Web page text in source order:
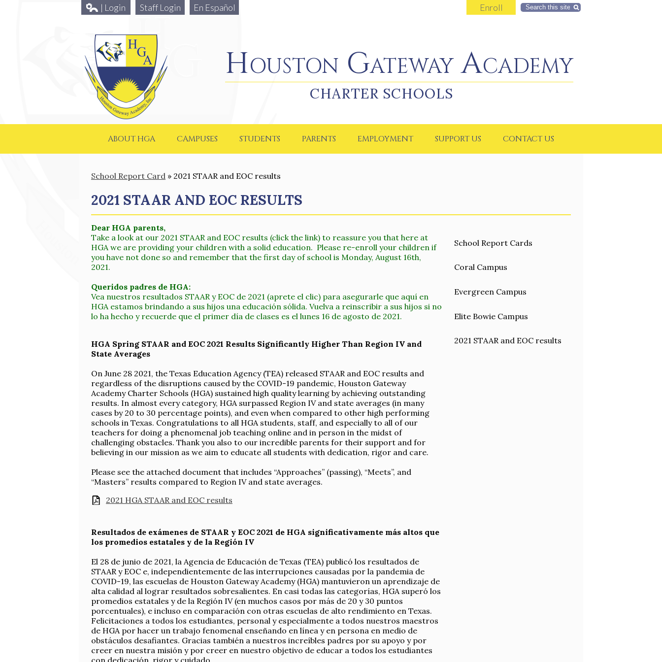
Houston Gateway Academy
ABOUT HGA CAMPUSES STUDENTS PARENTS EMPLOYMENT SUPPORT US CONTACT US
| Login Staff Login En Español Enroll Search
CHARTER SCHOOLS
School Report Card » 2021 STAAR and EOC results
2021 STAAR AND EOC RESULTS
Dear HGA parents,
Take a look at our 2021 STAAR and EOC results (click the link) to reassure you that here at
HGA we are providing your children with a solid education. Please re-enroll your children if
you have not done so and remember that the first day of school is Monday, August 16th,
2021.
Queridos padres de HGA:
Vea nuestros resultados STAAR y EOC de 2021 (aprete el clic) para asegurarle que aquí en
HGA estamos brindando a sus hijos una educación sólida. Vuelva a reinscribir a sus hijos si no
lo ha hecho y recuerde que el primer día de clases es el lunes 16 de agosto de 2021.
HGA Spring STAAR and EOC 2021 Results Significantly Higher Than Region IV and
State Averages
On June 28 2021, the Texas Education Agency (TEA) released STAAR and EOC results and
regardless of the disruptions caused by the COVID-19 pandemic, Houston Gateway
Academy Charter Schools (HGA) sustained high quality learning by achieving outstanding
results. In almost every category, HGA surpassed Region IV and state averages (in many
cases by 20 to 30 percentage points), and even when compared to other high performing
schools in Texas. Congratulations to all HGA students, staff, and especially to all of our
teachers for doing a phenomenal job teaching online and in person in the midst of
challenging obstacles. Thank you also to our incredible parents for their support and for
believing in our mission as we aim to educate all students with dedication, rigor and care.
Please see the attached document that includes “Approaches” (passing), “Meets”, and
“Masters” results compared to Region IV and state averages.
2021 HGA STAAR and EOC results
Resultados de exámenes de STAAR y EOC 2021 de HGA significativamente más altos que
los promedios estatales y de la Región IV
El 28 de junio de 2021, la Agencia de Educación de Texas (TEA) publicó los resultados de
STAAR y EOC e, independientemente de las interrupciones causadas por la pandemia de
COVID-19, las escuelas de Houston Gateway Academy (HGA) mantuvieron un aprendizaje de
alta calidad al lograr resultados sobresalientes. En casi todas las categorías, HGA superó los
promedios estatales y de la Región IV (en muchos casos por más de 20 y 30 puntos
porcentuales), e incluso en comparación con otras escuelas de alto rendimiento en Texas.
Felicitaciones a todos los estudiantes, personal y especialmente a todos nuestros maestros
de HGA por hacer un trabajo fenomenal enseñando en línea y en persona en medio de
obstáculos desafiantes. Gracias también a nuestros increíbles padres por su apoyo y por
creer en nuestra misión y por creer en nuestro objetivo de educar a todos los estudiantes
con dedicación, rigor y cuidado.
School Report Cards
Coral Campus
Evergreen Campus
Elite Bowie Campus
2021 STAAR and EOC results